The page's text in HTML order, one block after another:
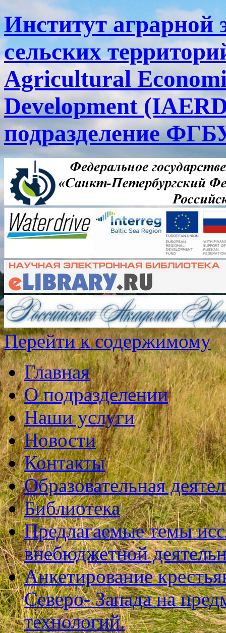
Институт аграрной
сельских
Agricultural
Development
подразделение
Перейти к содержимому
Главная
О подразделении
Наши услуги
Новости
Контакты
Образовательная
Библиотека
Предлагаемые темы
внебюджетной
Анкетирование
Северо- Запада на
технологий.